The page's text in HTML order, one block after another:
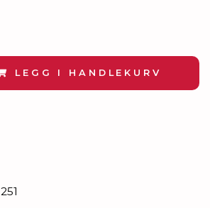
LEGG I HANDLEKURV
251